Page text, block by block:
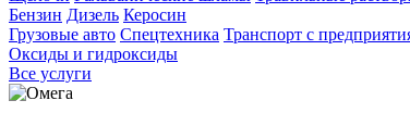
Бензин Дизель Керосин
Грузовые авто Спецтехника Транспорт с
Оксиды и гидроксиды
Все услуги